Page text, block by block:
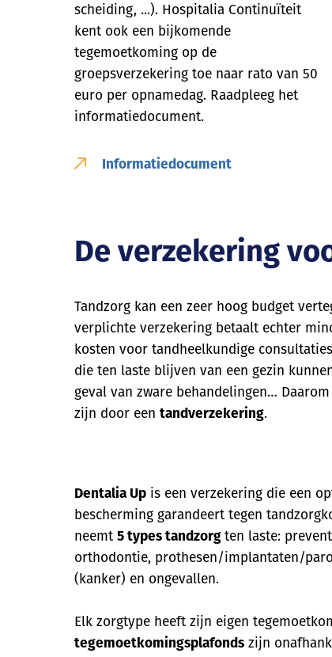
scheiding, ...). Hospitalia Continuïteit
kent ook een bijkomende
tegemoetkoming op de
groepsverzekering toe naar rato van 50
euro per opnamedag. Raadpleeg het
informatiedocument.
Informatiedocument
De verzekering
Tandzorg kan een zeer hoog budget
verplichte verzekering betaalt echter
kosten voor tandheelkundige
die ten laste blijven van een gezin
geval van zware behandelingen…
zijn door eentandverzekering.
Dentalia Up is een verzekering die een
bescherming garandeert tegen
neemt5 types tandzorgten laste:
orthodontie, prothesen/implantaten/
(kanker) en ongevallen.
Elk zorgtype heeft zijn eigen
tegemoetkomingsplafonds zijn